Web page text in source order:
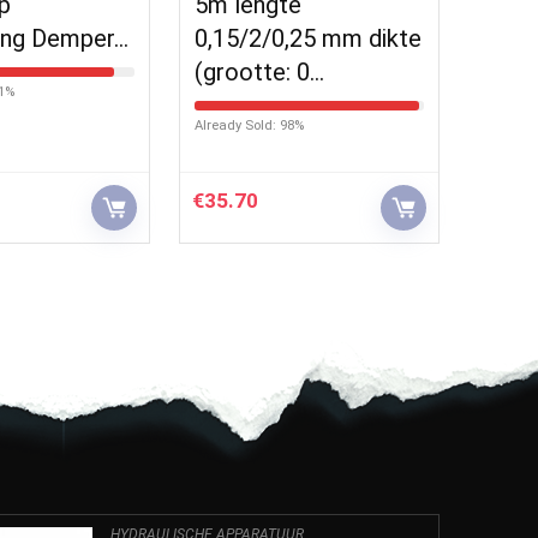
Demper…
0,15/2/0,25 mm dikte
(grootte: 0…
Already Sold: 98%
€35.70
HYDRAULISCHE APPARATUUR